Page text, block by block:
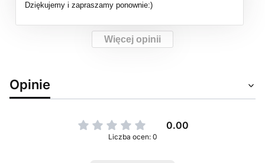
Dziękujemy i zapraszamy ponownie:)
Więcej opinii
Opinie
0.00
Liczba ocen: 0